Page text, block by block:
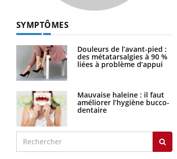
SYMPTÔMES
Douleurs de l’avant-pied :
des métatarsalgies à 90 %
liées à problème d’appui
Mauvaise haleine : il faut
améliorer l’hygiène bucco-
dentaire